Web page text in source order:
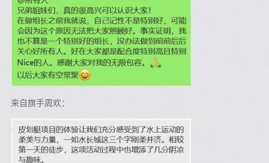
来自旗手周欢：